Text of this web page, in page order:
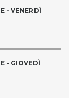
- VENERDÌ
- GIOVEDÌ